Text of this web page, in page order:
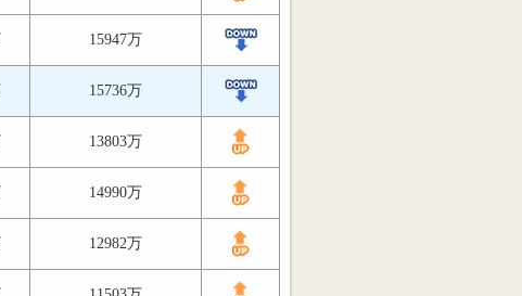
15947万
15736万
13803万
14990万
12982万